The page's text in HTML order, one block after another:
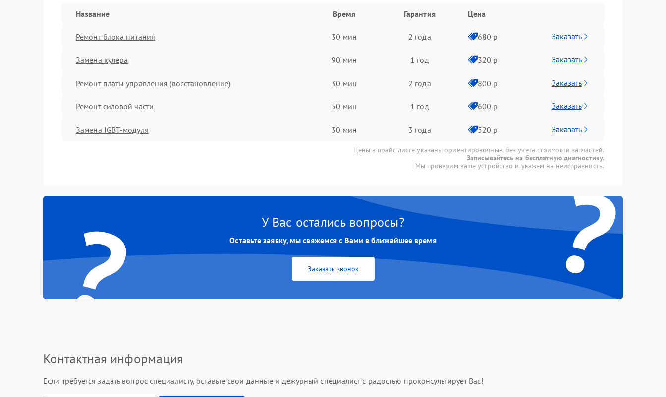
Название Время Гарантия Цена
Ремонт блока питания 30 мин 2 года 680 р Заказать
Замена кулера 90 мин 1 год 320 р Заказать
Ремонт платы управления (восстановление) 30 мин 2 года 800 р Заказать
Ремонт силовой части 50 мин 1 год 600 р Заказать
Замена IGBT-модуля 30 мин 3 года 520 р Заказать
Цены в прайс-листе указаны ориентировочные, без учета стоимости запчастей.
Записывайтесь на бесплатную диагностику.
Мы проверим ваше устройство и укажем на неисправность.
? ?
У Вас остались вопросы?
Оставьте заявку, мы свяжемся с Вами в ближайшее время
Заказать звонок
Контактная информация
Если требуется задать вопрос специалисту, оставьте свои данные и дежурный специалист с радостью проконсультирует Вас!